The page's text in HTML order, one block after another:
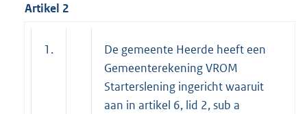
Artikel 2
1.
De gemeente Heerde heeft een
Gemeenterekening VROM
Starterslening ingericht waaruit
aan in artikel 6, lid 2, sub a